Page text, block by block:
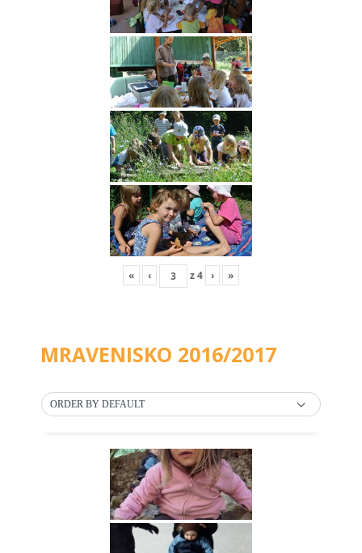
« ‹ z4 › »
MRAVENISKO 2016/2017
ORDER BY DEFAULT